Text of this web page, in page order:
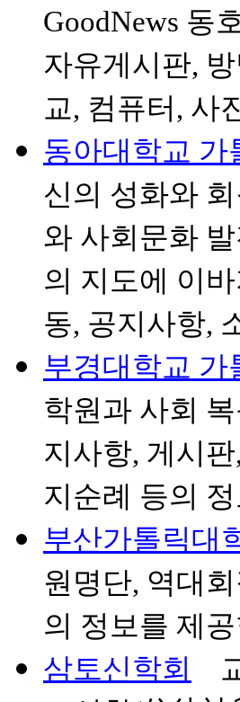
GoodNews 동
자유게시판,
교, 컴퓨터, 사
동아대학교 가
신의 성화와
와 사회문화
의 지도에 이
동, 공지사항,
부경대학교 가
학원과 사회
지사항, 게시
지순례 등의
부산가톨릭대
원명단, 역대
의 정보를 제
삼토신학회